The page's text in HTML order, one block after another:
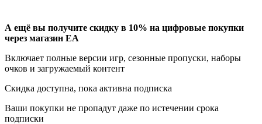
А ещё вы получите скидку в 10% на цифровые покупки
через магазин EA
Включает полные версии игр, сезонные пропуски, наборы
очков и загружаемый контент
Скидка доступна, пока активна подписка
Ваши покупки не пропадут даже по истечении срока
подписки